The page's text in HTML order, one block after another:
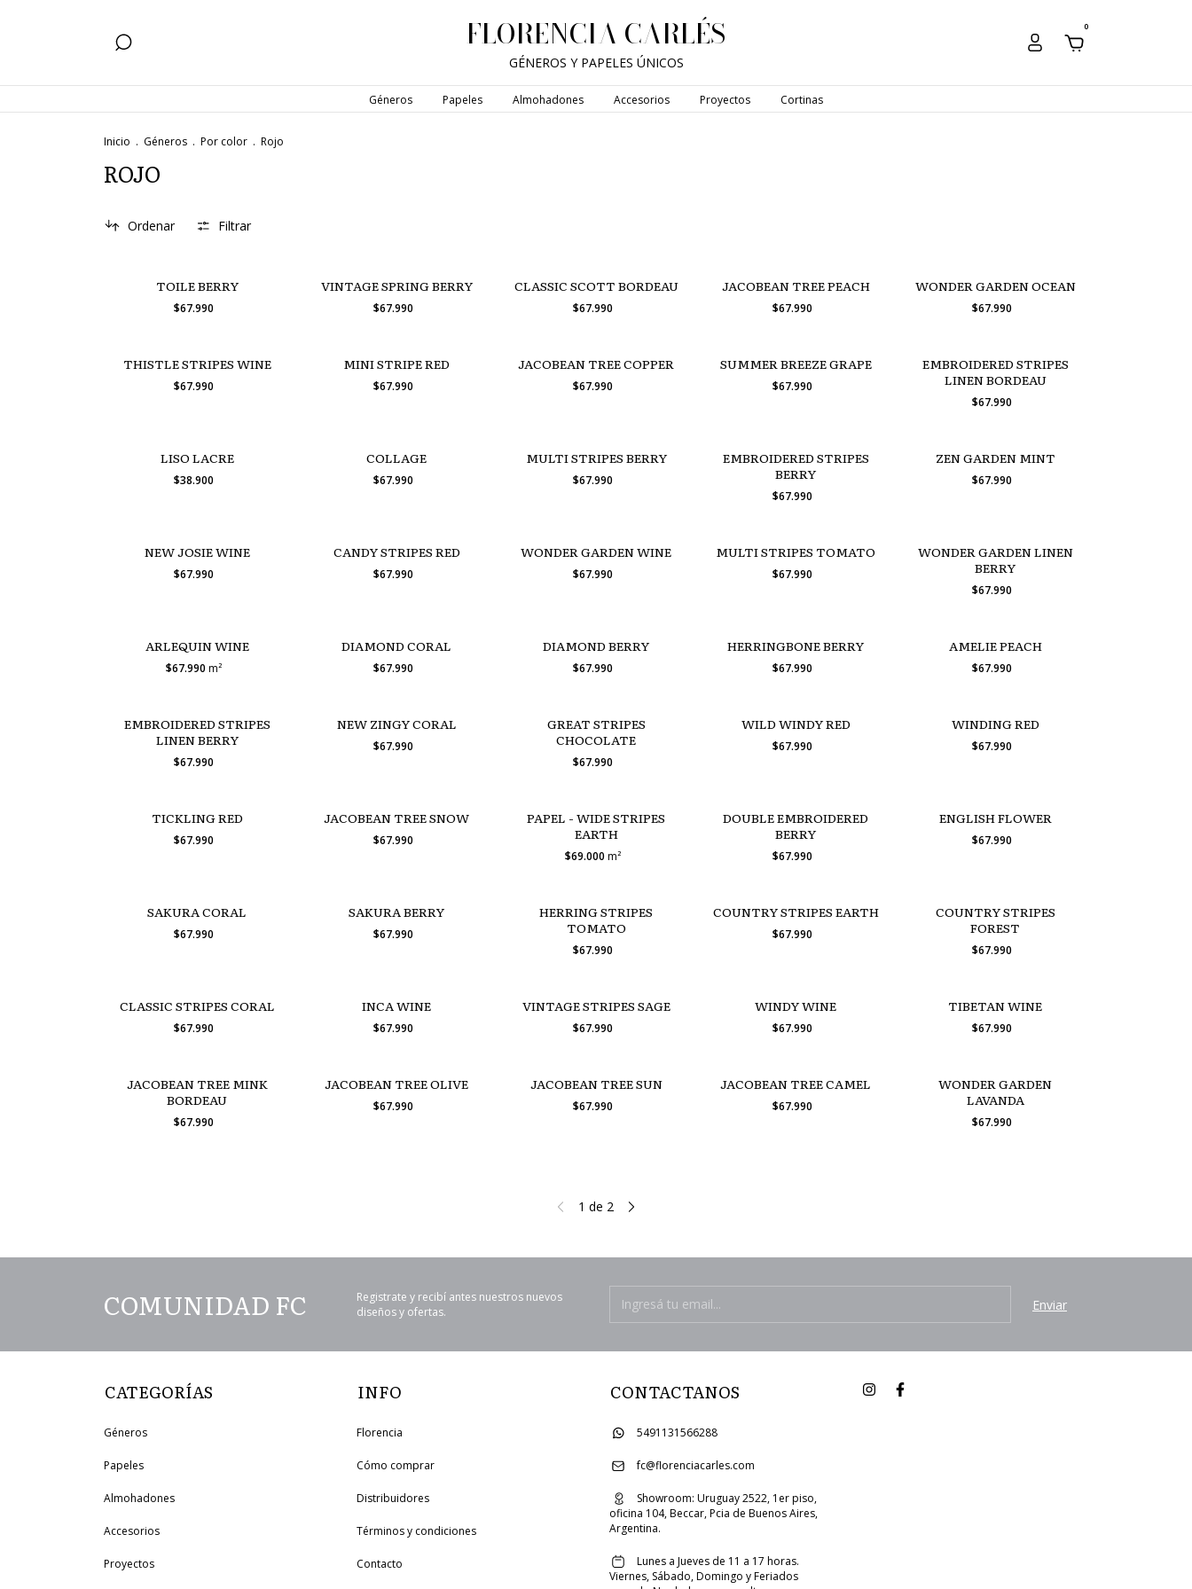
FLORENCIA CARLÉS
GÉNEROS Y PAPELES ÚNICOS
0
Géneros Papeles Almohadones Accesorios Proyectos Cortinas
Inicio . Géneros . Por color . Rojo
ROJO
Ordenar Filtrar
TOILE BERRY
$67.990
VINTAGE SPRING BERRY
$67.990
CLASSIC SCOTT BORDEAU
$67.990
JACOBEAN TREE PEACH
$67.990
WONDER GARDEN OCEAN
$67.990
THISTLE STRIPES WINE
$67.990
MINI STRIPE RED
$67.990
JACOBEAN TREE COPPER
$67.990
SUMMER BREEZE GRAPE
$67.990
EMBROIDERED STRIPES
LINEN BORDEAU
$67.990
LISO LACRE
$38.900
COLLAGE
$67.990
MULTI STRIPES BERRY
$67.990
EMBROIDERED STRIPES
BERRY
$67.990
ZEN GARDEN MINT
$67.990
NEW JOSIE WINE
$67.990
CANDY STRIPES RED
$67.990
WONDER GARDEN WINE
$67.990
MULTI STRIPES TOMATO
$67.990
WONDER GARDEN LINEN
BERRY
$67.990
ARLEQUIN WINE
$67.990 m²
DIAMOND CORAL
$67.990
DIAMOND BERRY
$67.990
HERRINGBONE BERRY
$67.990
AMELIE PEACH
$67.990
EMBROIDERED STRIPES
LINEN BERRY
$67.990
NEW ZINGY CORAL
$67.990
GREAT STRIPES
CHOCOLATE
$67.990
WILD WINDY RED
$67.990
WINDING RED
$67.990
TICKLING RED
$67.990
JACOBEAN TREE SNOW
$67.990
PAPEL - WIDE STRIPES
EARTH
$69.000 m²
DOUBLE EMBROIDERED
BERRY
$67.990
ENGLISH FLOWER
$67.990
SAKURA CORAL
$67.990
SAKURA BERRY
$67.990
HERRING STRIPES
TOMATO
$67.990
COUNTRY STRIPES EARTH
$67.990
COUNTRY STRIPES
FOREST
$67.990
CLASSIC STRIPES CORAL
$67.990
INCA WINE
$67.990
VINTAGE STRIPES SAGE
$67.990
WINDY WINE
$67.990
TIBETAN WINE
$67.990
JACOBEAN TREE MINK
BORDEAU
$67.990
JACOBEAN TREE OLIVE
$67.990
JACOBEAN TREE SUN
$67.990
JACOBEAN TREE CAMEL
$67.990
WONDER GARDEN
LAVANDA
$67.990
1 de 2
COMUNIDAD FC
Registrate y recibí antes nuestros nuevos
diseños y ofertas.
CATEGORÍAS
Géneros
Papeles
Almohadones
Accesorios
Proyectos
INFO
Florencia
Cómo comprar
Distribuidores
Términos y condiciones
Contacto
CONTACTANOS
5491131566288
fc@florenciacarles.com
Showroom: Uruguay 2522, 1er piso,
oficina 104, Beccar, Pcia de Buenos Aires,
Argentina.
Lunes a Jueves de 11 a 17 horas.
Viernes, Sábado, Domingo y Feriados